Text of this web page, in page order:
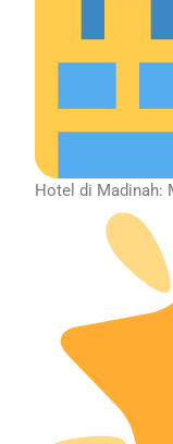
Hotel di Madinah: